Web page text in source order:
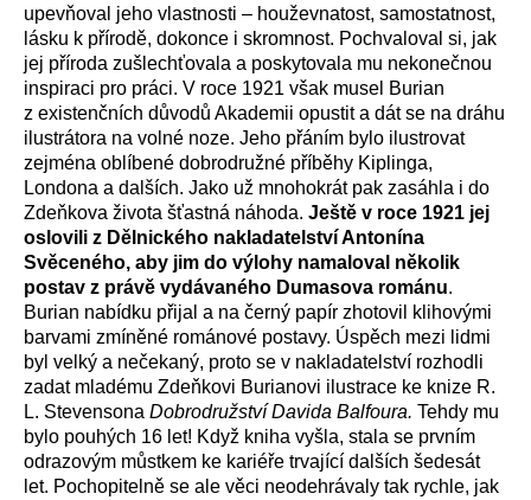
upevňoval jeho vlastnosti – houževnatost, samostatnost,
lásku k přírodě, dokonce i skromnost. Pochvaloval si, jak
jej příroda zušlechťovala a poskytovala mu nekonečnou
inspiraci pro práci. V roce 1921 však musel Burian
z existenčních důvodů Akademii opustit a dát se na dráhu
ilustrátora na volné noze. Jeho přáním bylo ilustrovat
zejména oblíbené dobrodružné příběhy Kiplinga,
Londona a dalších. Jako už mnohokrát pak zasáhla i do
Zdeňkova života šťastná náhoda. Ještě v roce 1921 jej
oslovili z Dělnického nakladatelství Antonína
Svěceného, aby jim do výlohy namaloval několik
postav z právě vydávaného Dumasova románu.
Burian nabídku přijal a na černý papír zhotovil klihovými
barvami zmíněné románové postavy. Úspěch mezi lidmi
byl velký a nečekaný, proto se v nakladatelství rozhodli
zadat mladému Zdeňkovi Burianovi ilustrace ke knize R.
L. Stevensona Dobrodružství Davida Balfoura. Tehdy mu
bylo pouhých 16 let! Když kniha vyšla, stala se prvním
odrazovým můstkem ke kariéře trvající dalších šedesát
let. Pochopitelně se ale věci neodehrávaly tak rychle, jak